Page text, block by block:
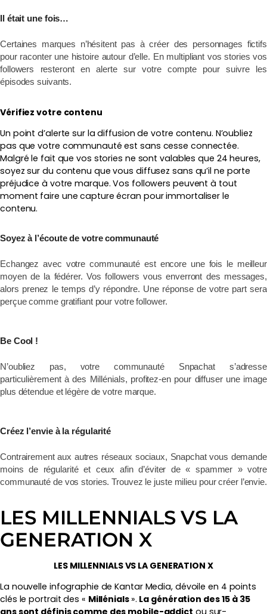
Il était une fois…
Certaines marques n’hésitent pas à créer des personnages fictifs
pour raconter une histoire autour d’elle. En multipliant vos stories vos
followers resteront en alerte sur votre compte pour suivre les
épisodes suivants.
Vérifiez votre contenu
Un point d’alerte sur la diffusion de votre contenu. N’oubliez
pas que votre communauté est sans cesse connectée.
Malgré le fait que vos stories ne sont valables que 24 heures,
soyez sur du contenu que vous diffusez sans qu’il ne porte
préjudice à votre marque. Vos followers peuvent à tout
moment faire une capture écran pour immortaliser le
contenu.
Soyez à l’écoute de votre communauté
Echangez avec votre communauté est encore une fois le meilleur
moyen de la fédérer. Vos followers vous enverront des messages,
alors prenez le temps d’y répondre. Une réponse de votre part sera
perçue comme gratifiant pour votre follower.
Be Cool !
N’oubliez pas, votre communauté Snpachat s’adresse
particulièrement à des Millénials, profitez-en pour diffuser une image
plus détendue et légère de votre marque.
Créez l’envie à la régularité
Contrairement aux autres réseaux sociaux, Snapchat vous demande
moins de régularité et ceux afin d’éviter de « spammer » votre
communauté de vos stories. Trouvez le juste milieu pour créer l’envie.
LES MILLENNIALS VS LA
GENERATION X
LES MILLENNIALS VS LA GENERATION X
La nouvelle infographie de Kantar Media, dévoile en 4 points
clés le portrait des « Millénials ». La génération des 15 à 35
ans sont définis comme des mobile-addict ou sur-